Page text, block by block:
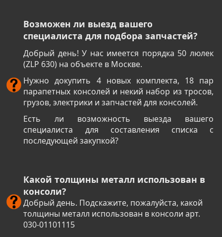
Возможен ли выезд вашего
специалиста для подбора запчастей?
Добрый день! У нас имеется порядка 50 люлек
(ZLP 630) на объекте в Москве.
Нужно докупить 4 новых комплекта, 18 пар
парапетных консолей и некий набор из тросов,
грузов, электрики и запчастей для консолей.
Есть ли возможность выезда вашего
специалиста для составления списка с
последующей закупкой?
Какой толщины металл использован в
консоли?
Добрый день. Подскажите, пожалуйста, какой
толщины металл использован в консоли арт.
030-01101115